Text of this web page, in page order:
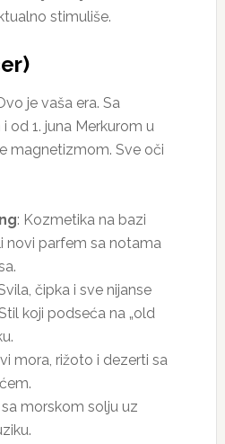
stimuliše.
je vaša era. Sa
od 1. juna Merkurom u
magnetizmom. Sve oči
: Kozmetika na bazi
novi parfem sa notama
čipka i sve nijanse
koji podseća na „old
mora, rižoto i dezerti sa
morskom solju uz